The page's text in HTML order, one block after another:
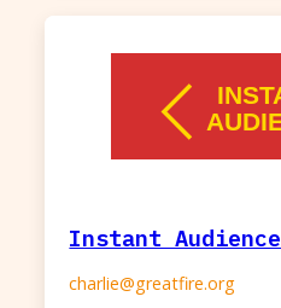
Instant Audience
charlie@greatfire.org